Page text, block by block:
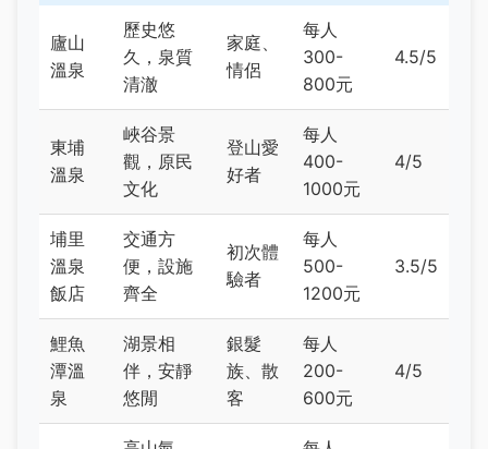
廬山
溫泉
歷史悠
久，泉質
清澈
家庭、
情侶
每人
300-
800元
4.5/5
東埔
溫泉
峽谷景
觀，原民
文化
登山愛
好者
每人
400-
1000元
4/5
埔里
溫泉
飯店
交通方
便，設施
齊全
初次體
驗者
每人
500-
1200元
3.5/5
鯉魚
潭溫
泉
湖景相
伴，安靜
悠閒
銀髮
族、散
客
每人
200-
600元
4/5